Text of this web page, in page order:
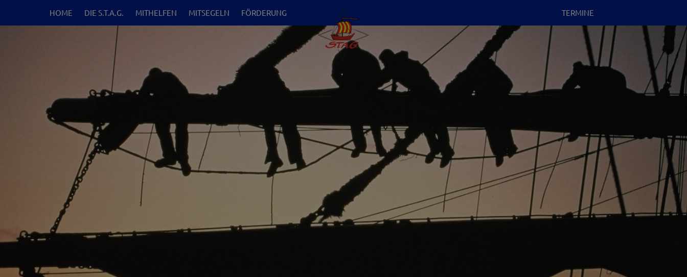
HOME DIE S.T.A.G. MITHELFEN MITSEGELN FÖRDERUNG TERMINE